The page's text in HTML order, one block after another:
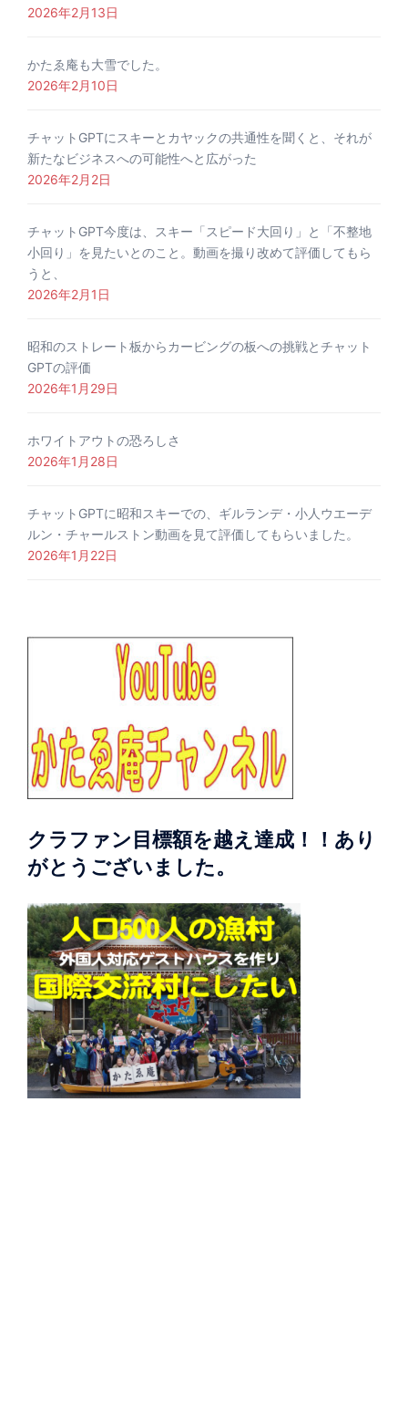
2026年2月13日
かたゑ庵も大雪でした。
2026年2月10日
チャットGPTにスキーとカヤックの共通性を聞くと、それが
新たなビジネスへの可能性へと広がった
2026年2月2日
チャットGPT今度は、スキー「スピード大回り」と「不整地
小回り」を見たいとのこと。動画を撮り改めて評価してもら
うと、
2026年2月1日
昭和のストレート板からカービングの板への挑戦とチャット
GPTの評価
2026年1月29日
ホワイトアウトの恐ろしさ
2026年1月28日
チャットGPTに昭和スキーでの、ギルランデ・小人ウエーデ
ルン・チャールストン動画を見て評価してもらいました。
2026年1月22日
クラファン目標額を越え達成！！あり
がとうございました。